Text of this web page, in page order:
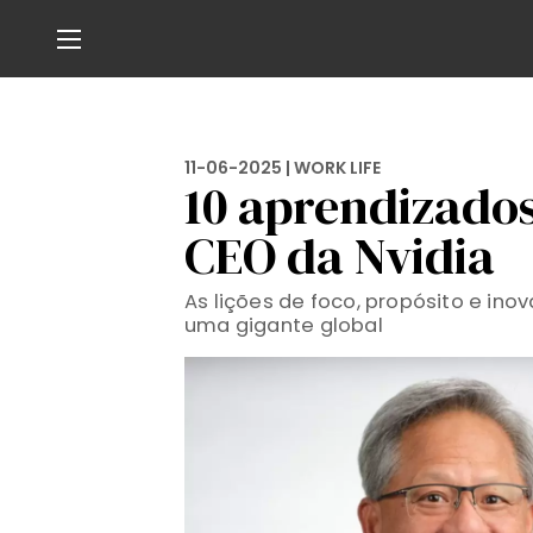
11-06-2025 | WORK LIFE
10
CEO da Nvidia
As lições de foco, propósito e
uma gigante global